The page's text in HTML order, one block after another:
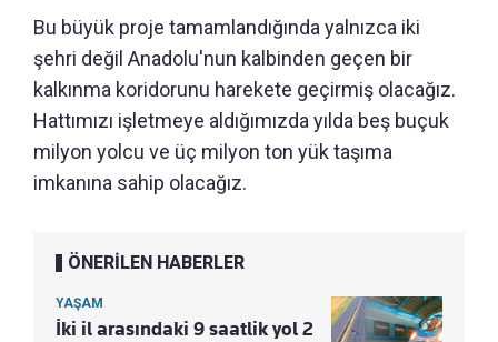
Bu büyük proje tamamlandığında yalnızca iki
şehri değil Anadolu'nun kalbinden geçen bir
kalkınma koridorunu harekete geçirmiş olacağız.
Hattımızı işletmeye aldığımızda yılda beş buçuk
milyon yolcu ve üç milyon ton yük taşıma
imkanına sahip olacağız.
ÖNERİLEN HABERLER
YAŞAM
İki il arasındaki 9 saatlik yol 2